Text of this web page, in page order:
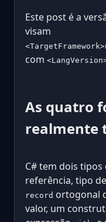
Este post é a
visam
com
As quatro
realmente
C# tem dois
referência, tipo
record ortogonal
valor, um